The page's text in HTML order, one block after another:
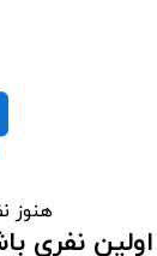
هنوز
اولین نفری